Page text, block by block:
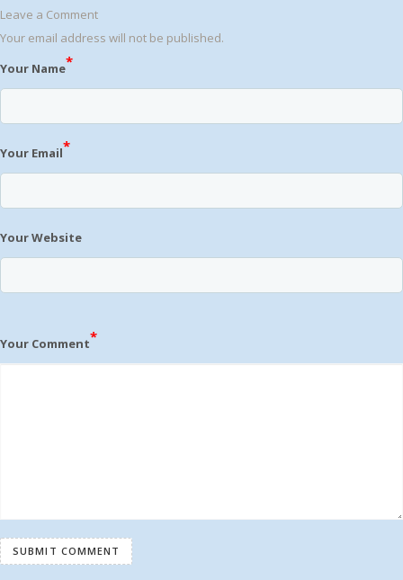
Leave a Comment
Your email address will not be published.
Your Name*
Your Email*
Your Website
Your Comment*
SUBMIT COMMENT